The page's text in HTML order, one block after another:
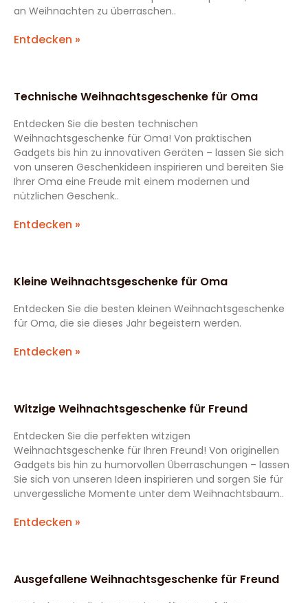
an Weihnachten zu überraschen..
Entdecken »
Technische Weihnachtsgeschenke für Oma
Entdecken Sie die besten technischen
Weihnachtsgeschenke für Oma! Von praktischen
Gadgets bis hin zu innovativen Geräten – lassen Sie sich
von unseren Geschenkideen inspirieren und bereiten Sie
Ihrer Oma eine Freude mit einem modernen und
nützlichen Geschenk..
Entdecken »
Kleine Weihnachtsgeschenke für Oma
Entdecken Sie die besten kleinen Weihnachtsgeschenke
für Oma, die sie dieses Jahr begeistern werden.
Entdecken »
Witzige Weihnachtsgeschenke für Freund
Entdecken Sie die perfekten witzigen
Weihnachtsgeschenke für Ihren Freund! Von originellen
Gadgets bis hin zu humorvollen Überraschungen – lassen
Sie sich von unseren Ideen inspirieren und sorgen Sie für
unvergessliche Momente unter dem Weihnachtsbaum..
Entdecken »
Ausgefallene Weihnachtsgeschenke für Freund